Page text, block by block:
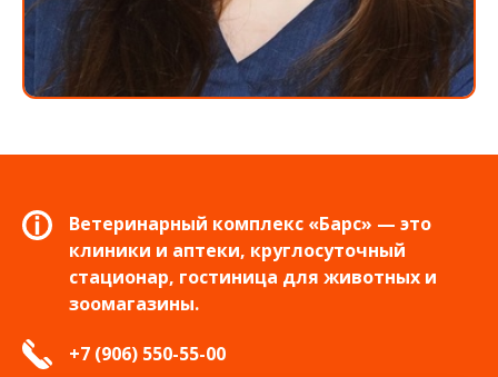
Ветеринарный комплекс «Барс» — это
клиники и аптеки, круглосуточный
стационар, гостиница для животных и
зоомагазины.
+7 (906) 550-55-00